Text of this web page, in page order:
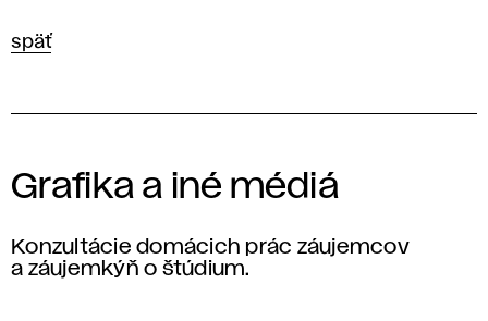
späť
Grafika a iné médiá
Konzultácie domácich prác záujemcov
a záujemkýň o štúdium.